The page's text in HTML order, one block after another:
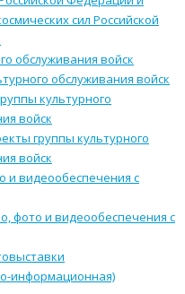
сил Российской
обслуживания войск
обслуживания войск
культурного
войск
группы культурного
войск
и видеообеспечения с
фото и видеообеспечения с
информационная)